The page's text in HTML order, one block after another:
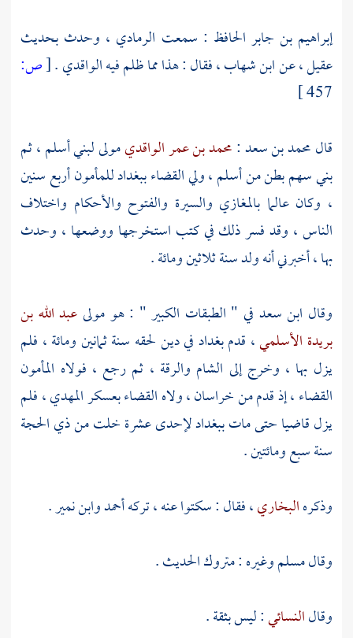
إبراهيم بن جابر الحافظ : سمعت الرمادي ، وحدث بحديث
عقيل، عنابن شهاب، فقال : هذا مما ظلم فيهالواقدي.
[ص:
457 ]
قالمحمد بن سعد:محمد بن عمر الواقديمولىلبني أسلم، ثم
بني سهمبطن منأسلم، ولي القضاءببغدادللمأمونأربع سنين
، وكان عالما بالمغازي والسيرة والفتوح والأحكام واختلاف
الناس ، وقد فسر ذلك في كتب استخرجها ووضعها ، وحدث
بها ، أخبرني أنه ولد سنة ثلاثين ومائة .
وقال ابن سعد في " الطبقات الكبير " : هو مولىعبد الله بن
بريدة الأسلمي، قدمبغدادفي دين لحقه سنة ثمانين ومائة ، فلم
يزل بها ، وخرج إلى الشام والرقة ، ثم رجع ، فولاه المأمون
القضاء ، إذ قدم منخراسان، ولاه القضاءبعسكرالمهدي، فلم
يزل قاضيا حتى ماتببغدادلإحدى عشرة خلت من ذي الحجة
سنة سبع ومائتين .
وذكرهالبخاري، فقال : سكتوا عنه ، تركهأحمد وابن نمير.
وقالمسلموغيره : متروك الحديث .
وقالالنسائي: ليس بثقة .